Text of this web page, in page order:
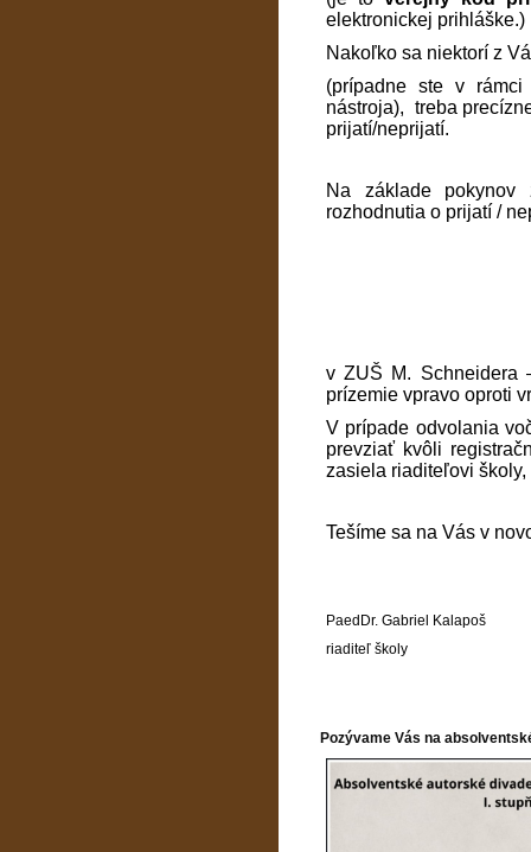
elektronickej prihláške.)
Nakoľko sa niektorí z
(prípadne ste v rámci
nástroja), treba
prijatí/neprijatí.
Na základe pokynov
rozhodnutia o prijatí /
v ZUŠ M. Schneidera
prízemie vpravo oproti
V prípade odvolania
prevziať kvôli
zasiela riaditeľovi
Tešíme sa na Vás v
PaedDr. Gabriel Kalapoš
riaditeľ školy
Pozývame Vás na